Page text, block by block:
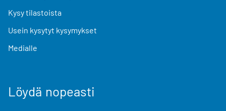
Kysy tilastoista
Usein kysytyt kysymykset
Medialle
Löydä nopeasti